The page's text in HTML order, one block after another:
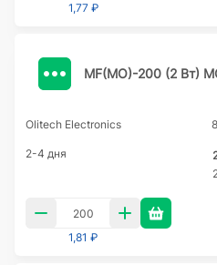
1,77 ₽
MF(MO)-200 (2 Вт)
Olitech Electronics
2-4 дня
1,81 ₽